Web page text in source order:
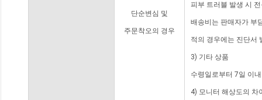
단순변심 및
주문착오의 경우
피부 트러블 발생 시
배송비는 판매자가 부
적의 경우에는 진단서
3) 기타 상품
수령일로부터 7일 이
4) 모니터 해상도의 차